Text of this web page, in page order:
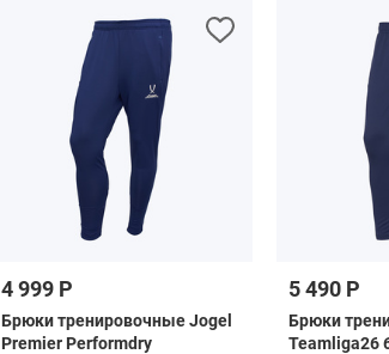
4 999 Р
Брюки тренировочные Jogel
Premier Performdry
5 490 Р
Брюки
Teamliga26